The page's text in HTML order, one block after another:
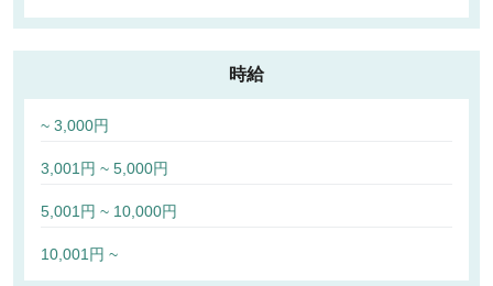
時給
~ 3,000円
3,001円 ~ 5,000円
5,001円 ~ 10,000円
10,001円 ~